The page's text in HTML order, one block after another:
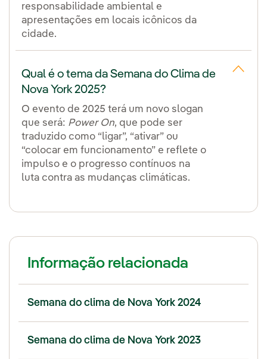
responsabilidade ambiental e
apresentações em locais icônicos da
cidade.
Qual é o tema da Semana do Clima de
Nova York 2025?
O evento de 2025 terá um novo slogan
que será: Power On, que pode ser
traduzido como “ligar”, “ativar” ou
“colocar em funcionamento” e reflete o
impulso e o progresso contínuos na
luta contra as mudanças climáticas.
Informação relacionada
Semana do clima de Nova York 2024
Semana do clima de Nova York 2023